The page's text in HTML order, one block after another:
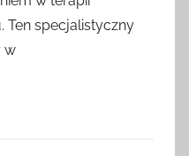
Ten specjalistyczny
w